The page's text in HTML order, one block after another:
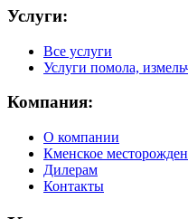
Услуги:
Все услуги
Услуги помола,
Компания:
О компании
Кменское
Дилерам
Контакты